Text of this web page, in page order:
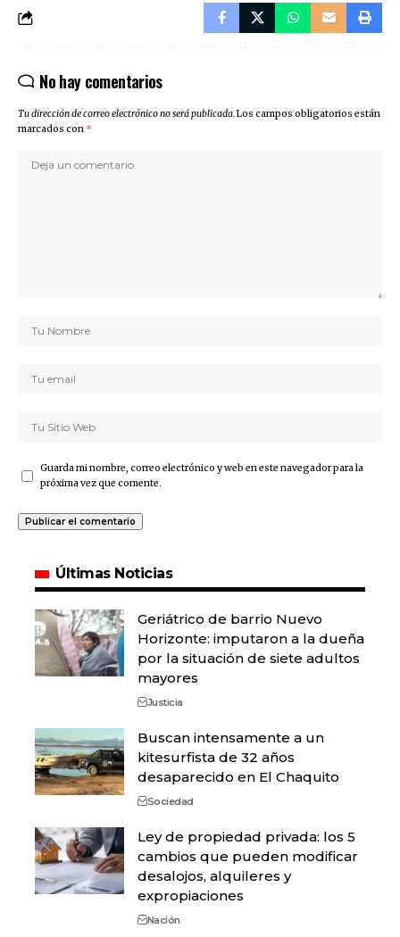
No hay comentarios
Tu dirección de correo electrónico no será publicada.Los campos obligatorios están
marcados con *
Guarda mi nombre, correo electrónico y web en este navegador para la
próxima vez que comente.
Últimas Noticias
Geriátrico de barrio Nuevo
Horizonte: imputaron a la dueña
por la situación de siete adultos
mayores
Justicia
Buscan intensamente a un
kitesurfista de 32 años
desaparecido en El Chaquito
Sociedad
Ley de propiedad privada: los 5
cambios que pueden modificar
desalojos, alquileres y
expropiaciones
Nación